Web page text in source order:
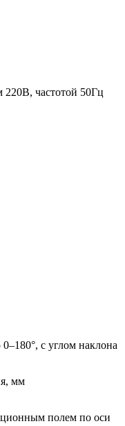
частотой 50Гц
с углом наклона
мм
полем по оси